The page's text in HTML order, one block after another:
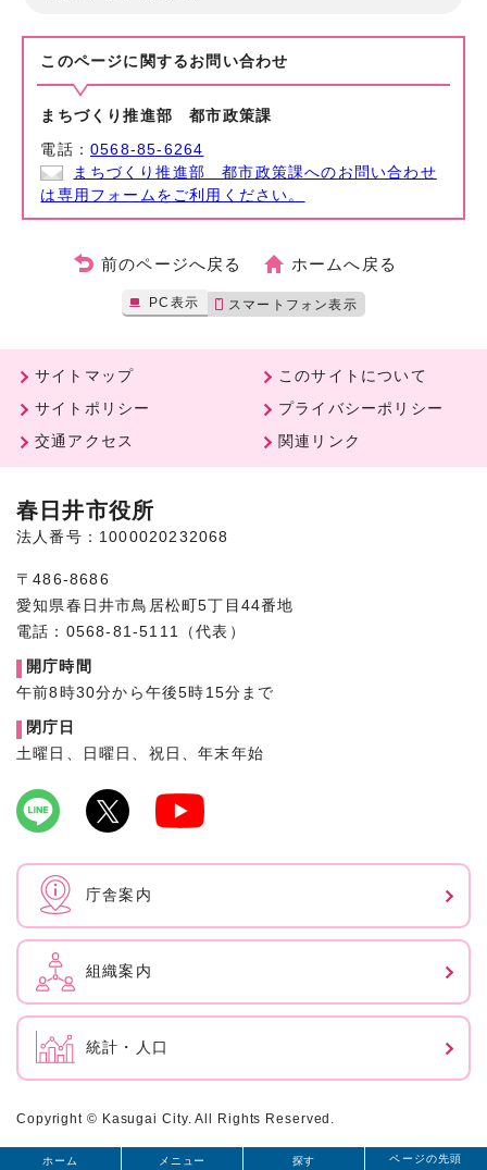
このページに関する お問い合わせ
まちづくり推進部 都市政策課
電話：0568-85-6264
まちづくり推進部 都市政策課へのお問い合わせ
は専用フォームをご利用ください。
前のページへ戻る ホームへ戻る
PC表示 スマートフォン表示
メニュー
ホーム 探す ページの先頭
サイトマップ
このサイトについて
サイトポリシー
プライバシーポリシー
交通アクセス
関連リンク
春日井市役所
法人番号：1000020232068
〒486-8686
愛知県春日井市鳥居松町5丁目44番地
電話：0568-81-5111（代表）
開庁時間
午前8時30分から午後5時15分まで
閉庁日
土曜日、日曜日、祝日、年末年始
庁舎案内
組織案内
統計・人口
Copyright © Kasugai City. All Rights Reserved.